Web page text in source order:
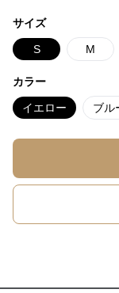
サイズ
S M
カラー
イエロー ブル